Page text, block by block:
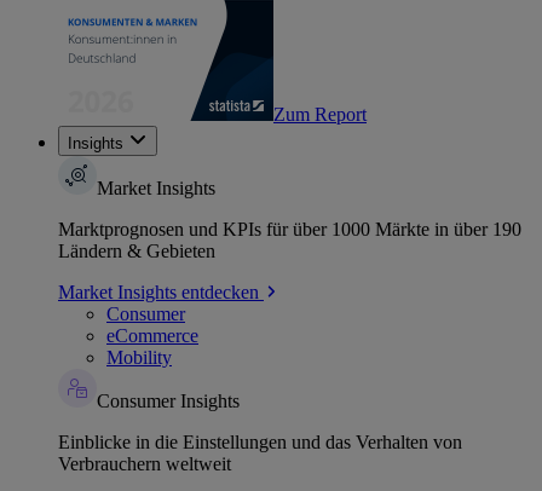
Zum Report
Insights
Market Insights
Marktprognosen und KPIs für über 1000 Märkte in über 190
Ländern & Gebieten
Market Insights entdecken
Consumer
eCommerce
Mobility
Consumer Insights
Einblicke in die Einstellungen und das Verhalten von
Verbrauchern weltweit